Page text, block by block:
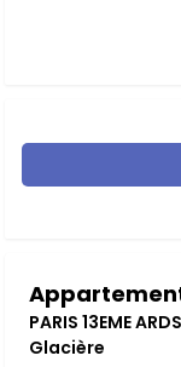
Appartement
PARIS 13EME
Glacière